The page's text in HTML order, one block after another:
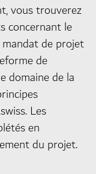
vous trouverez
concernant le
de projet
de
domaine de la
Les
en
du projet.